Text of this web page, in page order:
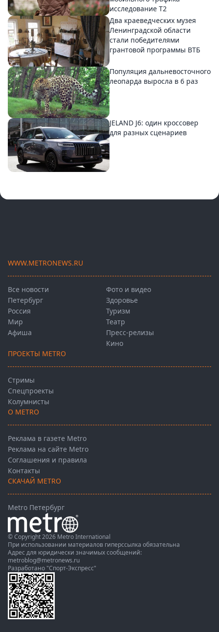
исследование T2
Два краеведческих музея
Ленинградской области
стали победителями
грантовой программы ВТБ
Популяция дальневосточного
леопарда выросла в 6 раз
JELAND J6: один кроссовер
для разных сценариев
WWW.METRONEWS.RU
Все новости
Петербург
Россия
Мир
Афиша
Фото и видео
Здоровье
Туризм
Театр
Пресс-релизы
Кино
ПРОЕКТЫ METRO
Стримы
Спецпроекты
Колумнисты
О METRO
Реклама в газете Metro
Реклама на сайте Metro
Соглашения и правила
Контакты
СКАЧАЙ METRO
Metro Петербург
© Copyright 2026 Metro International
При использовании материалов гиперссылка обязательна
Адрес для юридически значимых сообщений:
metroblog@metronews.ru
Разработано "Спорт-Экспресс"